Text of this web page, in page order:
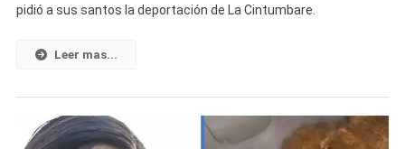
En
Le
A
pidió a sus santos la deportación de La Cintumbare.
Leer mas...